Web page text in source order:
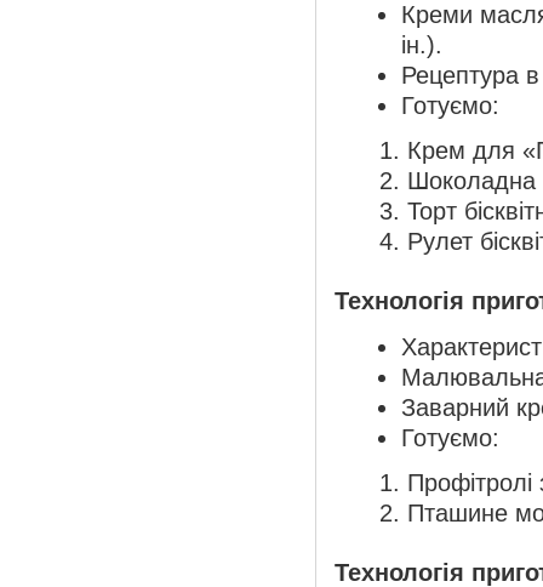
Креми
ін.).
Рецептура в
Готуємо:
Крем для
Шоколадна
Торт
Рулет
Технологія
Заварний
Готуємо:
Пташине
Технологія